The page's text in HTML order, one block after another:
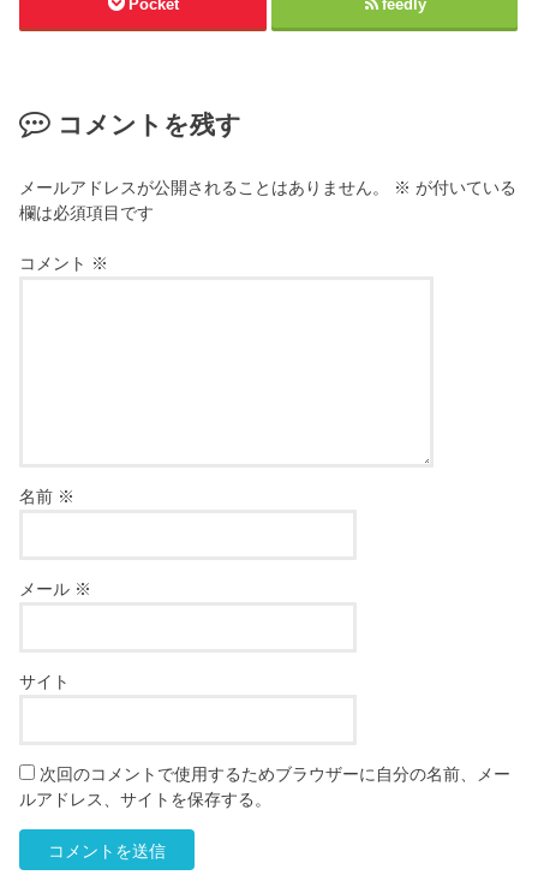
Pocket feedly
コメントを残す
メールアドレスが公開されることはありません。 ※ が付いている
欄は必須項目です
コメント ※
名前 ※
メール ※
サイト
次回のコメントで使用するためブラウザーに自分の名前、メー
ルアドレス、サイトを保存する。